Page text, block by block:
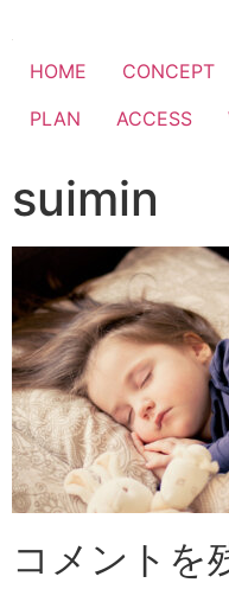
HOME CONCEPT
PLAN
ACCESS
suimin
コメントを